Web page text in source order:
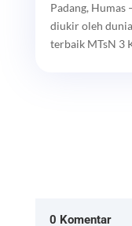
Padang, Humas
diukir oleh
terbaik MTsN 3
0 Komentar